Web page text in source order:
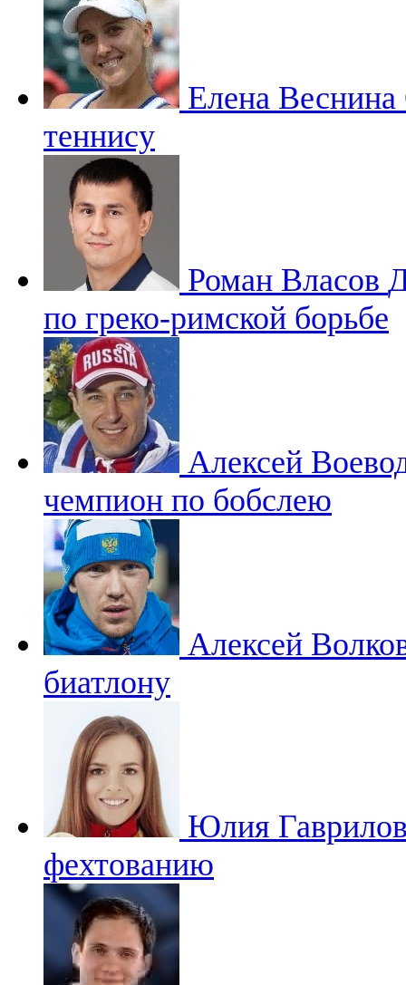
Елена Веснина
теннису
Роман Власов
по греко-римской борьбе
Алексей
чемпион по бобслею
Алексей
биатлону
Юлия
фехтованию